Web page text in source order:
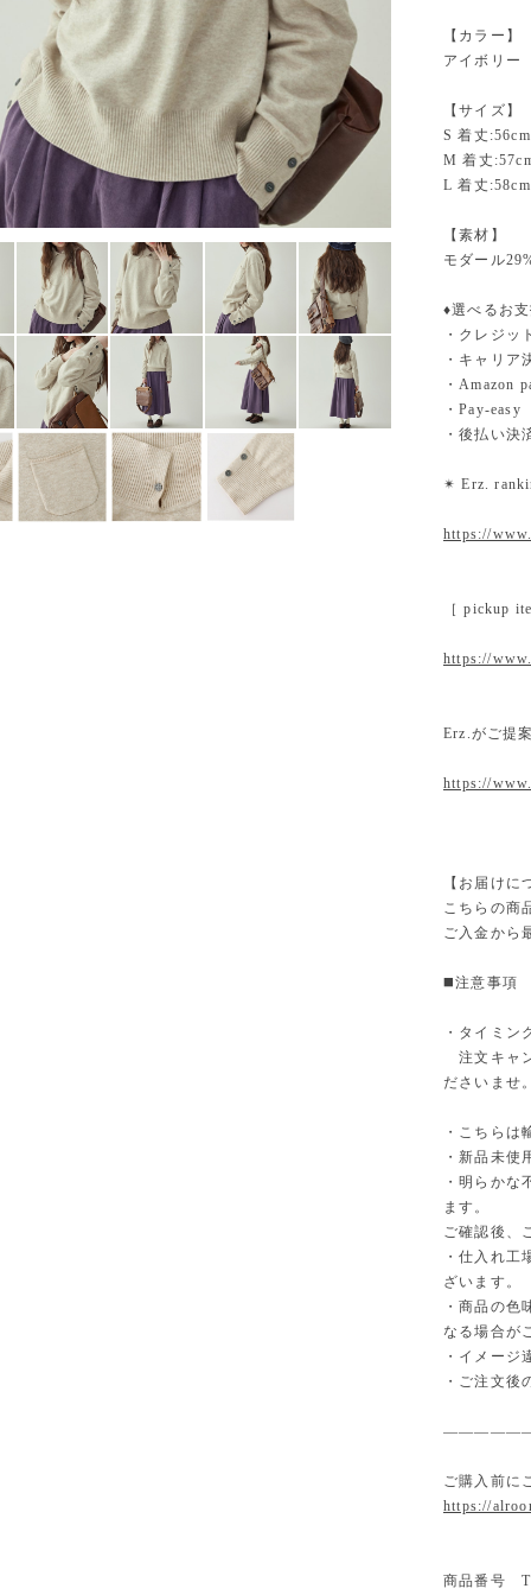
【カラー】
アイボリー
【サイズ】
S 着丈
M 着丈
L 着丈
【素材】
モダール
♦︎選べるお
・クレジ
・キャリア
・Amazon
・Pay-easy
・後払い決
✴︎ Erz.
https://
［ pickup
https://
Erz.がご提
https://
【お届けに
こちらの商
ご入金から
◼️注意事項
・タイミン
注文キャ
ださいませ
・こちらは
・新品未使
・明らかな
ます。
ご確認後、
・仕入れ工
ざいます。
・商品の色
なる場合が
・イメージ
・ご注文後
ご購入前に
https://
商品番号